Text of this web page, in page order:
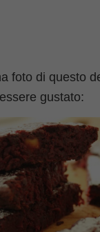
foto di questo
gustato: